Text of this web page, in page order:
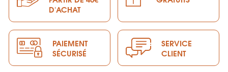
D'ACHAT
PAIEMENT
SÉCURISÉ
SERVICE
CLIENT